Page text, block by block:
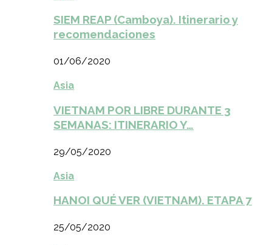
SIEM REAP (Camboya). Itinerario y
recomendaciones
01/06/2020
Asia
VIETNAM POR LIBRE DURANTE 3
SEMANAS: ITINERARIO Y…
29/05/2020
Asia
HANOI QUÉ VER (VIETNAM). ETAPA 7
25/05/2020